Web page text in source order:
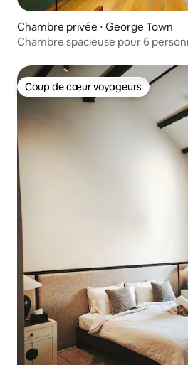
Chambre privée ⋅ George Town
Chambre spacieuse pour 6
Coup de cœur voyageurs
Coup de cœur voyageurs